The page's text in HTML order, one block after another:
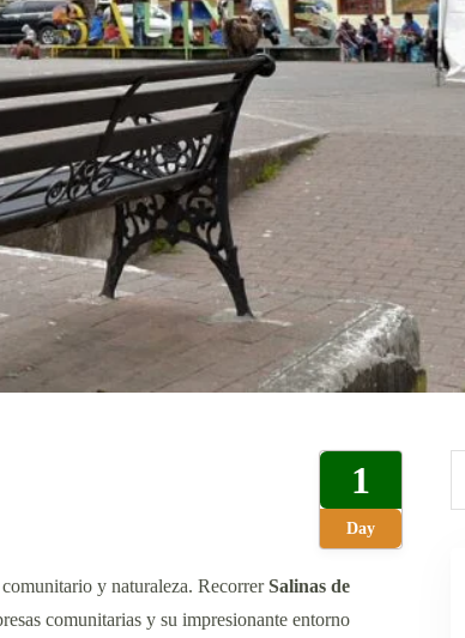
1
Day
y naturaleza. RecorrerSalinas de
comunitarias y su impresionante entorno